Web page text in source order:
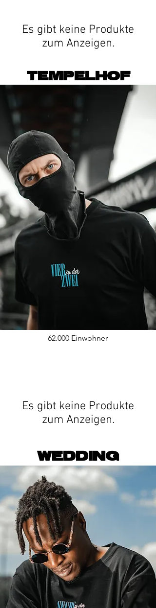
Es gibt keine Produkte
zum Anzeigen.
TEMPELHOF
62.000 Einwohner
Es gibt keine Produkte
zum Anzeigen.
WEDDING